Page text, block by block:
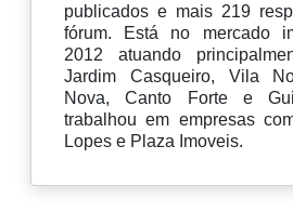
publicados e mais 219
fórum. Está no mercado
2012 atuando
Jardim Casqueiro, Vila
Nova, Canto Forte e
trabalhou em empresas
Lopes e Plaza Imoveis.